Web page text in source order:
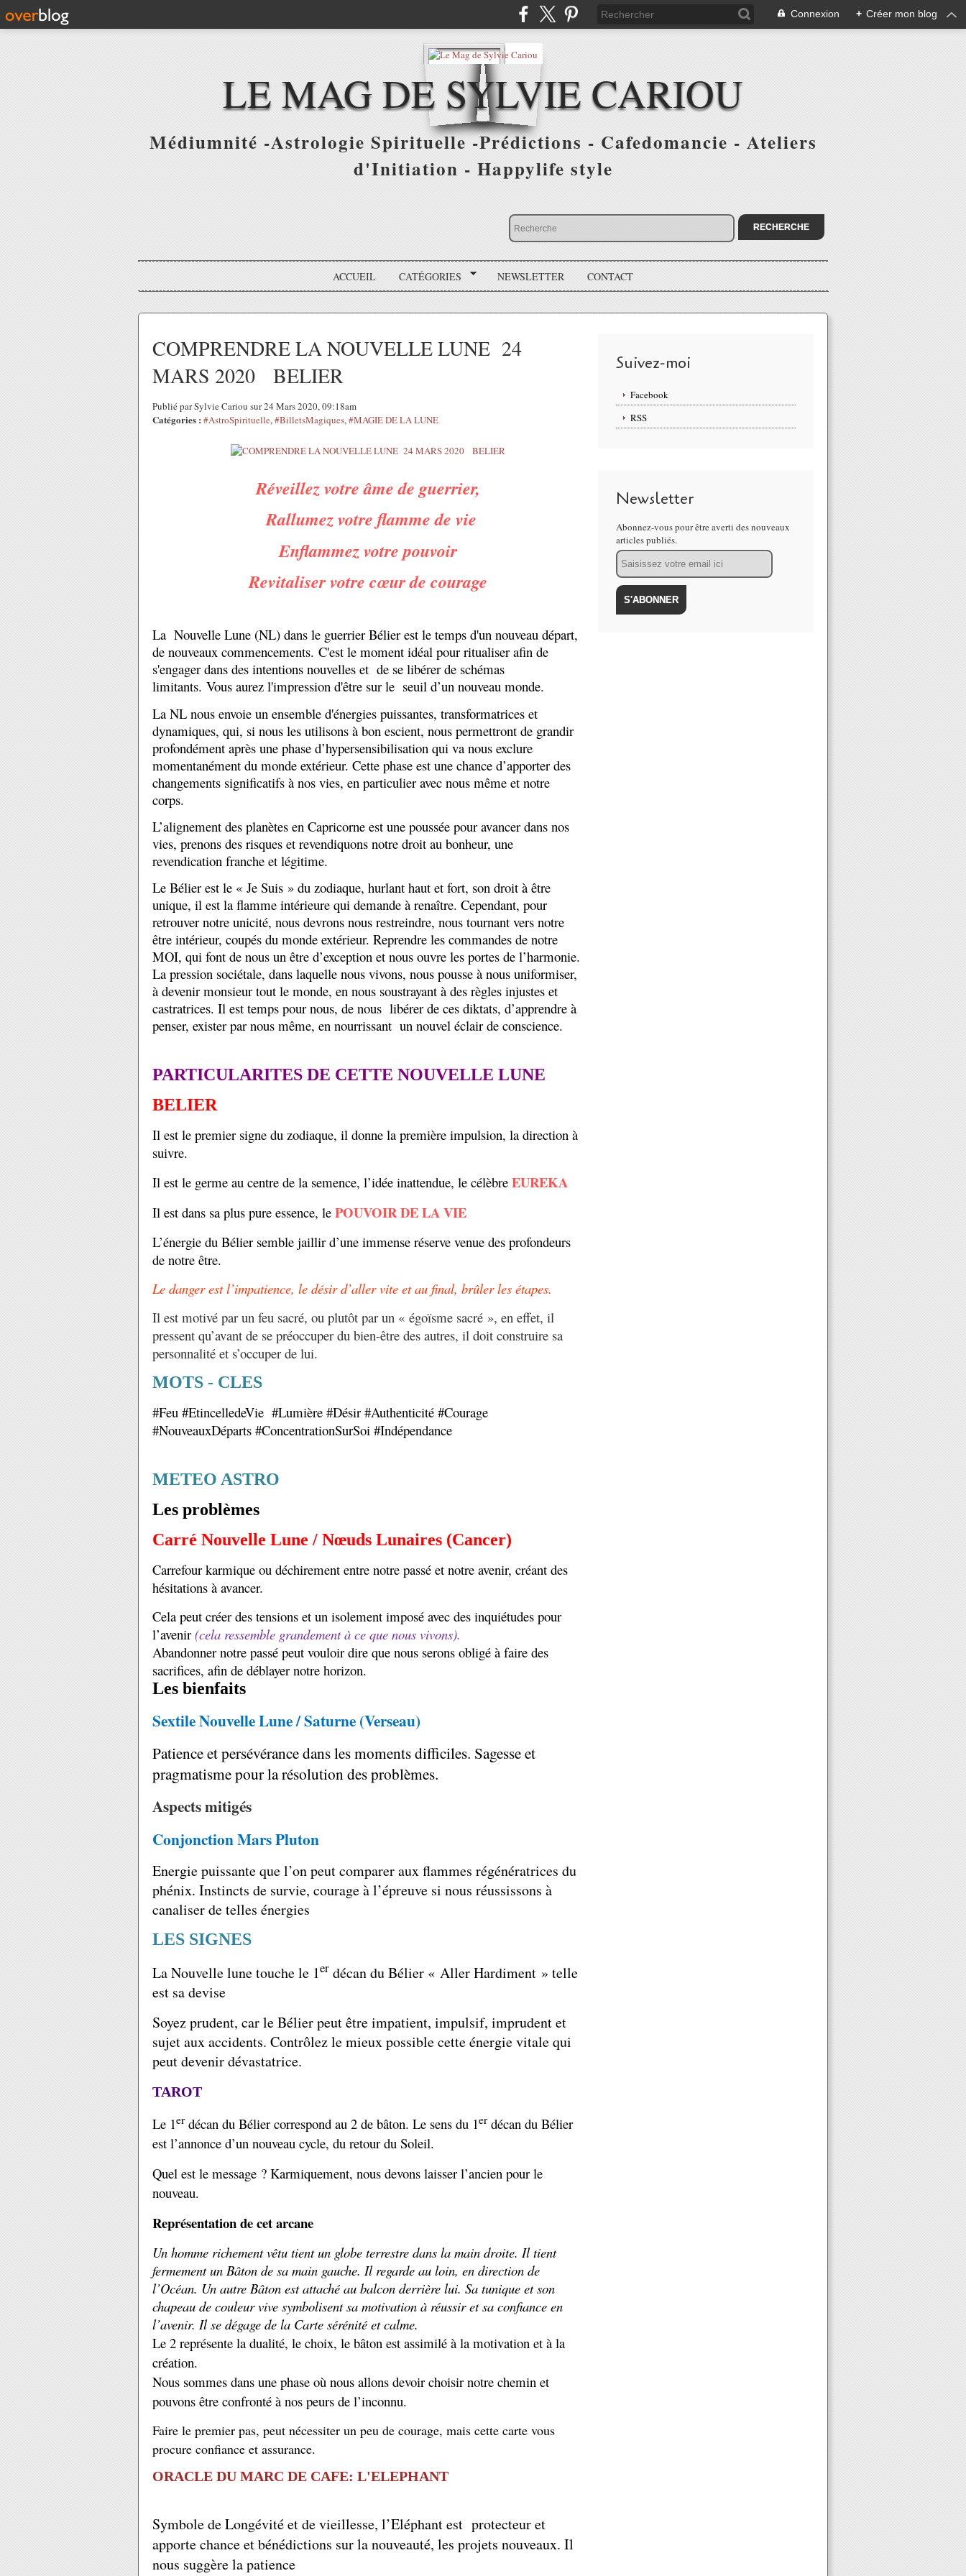
Connexion + Créer mon blog
LE MAG DE SYLVIE CARIOU
Médiumnité -Astrologie Spirituelle -Prédictions - Cafedomancie - Ateliers
d'Initiation - Happylife style
ACCUEIL CATÉGORIES NEWSLETTER CONTACT
COMPRENDRE LA NOUVELLE LUNE 24
MARS 2020 BELIER
Publié par Sylvie Cariou sur 24 Mars 2020, 09:18am
Catégories : #AstroSpirituelle,#BilletsMagiques,#MAGIE DE LA LUNE
Réveillez votre âme de guerrier,
Rallumez votre flamme de vie
Enflammez votre pouvoir
Revitaliser votre cœur de courage
La Nouvelle Lune (NL) dans le guerrier Bélier est le temps d'un nouveau départ,
de nouveaux commencements. C'est le moment idéal pour ritualiser afin de
s'engager dans des intentions nouvelles et de se libérer de schémas
limitants. Vous aurez l'impression d'être sur le seuil d’un nouveau monde.
La NL nous envoie un ensemble d'énergies puissantes, transformatrices et
dynamiques, qui, si nous les utilisons à bon escient, nous permettront de grandir
profondément après une phase d’hypersensibilisation qui va nous exclure
momentanément du monde extérieur. Cette phase est une chance d’apporter des
changements significatifs à nos vies, en particulier avec nous même et notre
corps.
L’alignement des planètes en Capricorne est une poussée pour avancer dans nos
vies, prenons des risques et revendiquons notre droit au bonheur, une
revendication franche et légitime.
Le Bélier est le « Je Suis » du zodiaque, hurlant haut et fort, son droit à être
unique, il est la flamme intérieure qui demande à renaître. Cependant, pour
retrouver notre unicité, nous devrons nous restreindre, nous tournant vers notre
être intérieur, coupés du monde extérieur. Reprendre les commandes de notre
MOI, qui font de nous un être d’exception et nous ouvre les portes de l’harmonie.
La pression sociétale, dans laquelle nous vivons, nous pousse à nous uniformiser,
à devenir monsieur tout le monde, en nous soustrayant à des règles injustes et
castratrices. Il est temps pour nous, de nous libérer de ces diktats, d’apprendre à
penser, exister par nous même, en nourrissant un nouvel éclair de conscience.
PARTICULARITES DE CETTE NOUVELLE LUNE
BELIER
Il est le premier signe du zodiaque, il donne la première impulsion, la direction à
suivre.
Il est le germe au centre de la semence, l’idée inattendue, le célèbre EUREKA
Il est dans sa plus pure essence, le POUVOIR DE LA VIE
L’énergie du Bélier semble jaillir d’une immense réserve venue des profondeurs
de notre être.
Le danger est l’impatience, le désir d’aller vite et au final, brûler les étapes.
Il est motivé par un feu sacré, ou plutôt par un « égoïsme sacré », en effet, il
pressent qu’avant de se préoccuper du bien-être des autres, il doit construire sa
personnalité et s’occuper de lui.
MOTS - CLES
#Feu #EtincelledeVie #Lumière #Désir #Authenticité #Courage
#NouveauxDéparts #ConcentrationSurSoi #Indépendance
METEO ASTRO
Les problèmes
Carré Nouvelle Lune / Nœuds Lunaires (Cancer)
Carrefour karmique ou déchirement entre notre passé et notre avenir, créant des
hésitations à avancer.
Cela peut créer des tensions et un isolement imposé avec des inquiétudes pour
l’avenir (cela ressemble grandement à ce que nous vivons).
Abandonner notre passé peut vouloir dire que nous serons obligé à faire des
sacrifices, afin de déblayer notre horizon.
Les bienfaits
Sextile Nouvelle Lune / Saturne (Verseau)
Patience et persévérance dans les moments difficiles. Sagesse et
pragmatisme pour la résolution des problèmes.
Aspects mitigés
Conjonction Mars Pluton
Energie puissante que l’on peut comparer aux flammes régénératrices du
phénix. Instincts de survie, courage à l’épreuve si nous réussissons à
canaliser de telles énergies
LES SIGNES
La Nouvelle lune touche le 1er décan du Bélier « Aller Hardiment » telle
est sa devise
Soyez prudent, car le Bélier peut être impatient, impulsif, imprudent et
sujet aux accidents. Contrôlez le mieux possible cette énergie vitale qui
peut devenir dévastatrice.
TAROT
Le 1er décan du Bélier correspond au 2 de bâton. Le sens du 1er décan du Bélier
est l’annonce d’un nouveau cycle, du retour du Soleil.
Quel est le message ? Karmiquement, nous devons laisser l’ancien pour le
nouveau.
Représentation de cet arcane
Un homme richement vêtu tient un globe terrestre dans la main droite. Il tient
fermement un Bâton de sa main gauche. Il regarde au loin, en direction de
l’Océan. Un autre Bâton est attaché au balcon derrière lui. Sa tunique et son
chapeau de couleur vive symbolisent sa motivation à réussir et sa confiance en
l’avenir. Il se dégage de la Carte sérénité et calme.
Le 2 représente la dualité, le choix, le bâton est assimilé à la motivation et à la
création.
Nous sommes dans une phase où nous allons devoir choisir notre chemin et
pouvons être confronté à nos peurs de l’inconnu.
Faire le premier pas, peut nécessiter un peu de courage, mais cette carte vous
procure confiance et assurance.
ORACLE DU MARC DE CAFE: L'ELEPHANT
Symbole de Longévité et de vieillesse, l’Eléphant est protecteur et
apporte chance et bénédictions sur la nouveauté, les projets nouveaux. Il
nous suggère la patience
Suivez-moi
Facebook
RSS
Newsletter
Abonnez-vous pour être averti des nouveaux
articles publiés.
Email